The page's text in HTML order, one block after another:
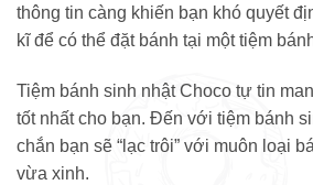
thông tin càng khiến bạn khó quyết
kĩ để có thể đặt bánh tại một tiệm
Tiệm bánh sinh nhật Choco tự tin
tốt nhất cho bạn. Đến với tiệm bánh
chắn bạn sẽ “lạc trôi” với muôn loại
vừa xinh.